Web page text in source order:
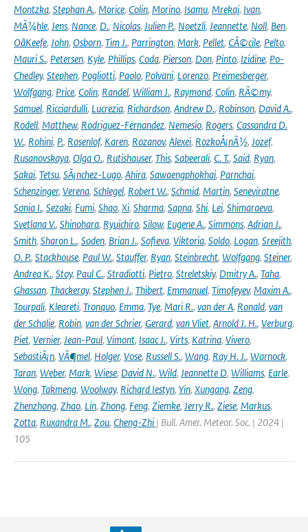
Montzka, Stephan A., Morice, Colin, Morino, Isamu, Mrekaj, Ivan,
MÃ¼hle, Jens, Nance, D., Nicolas, Julien P., Noetzli, Jeannette, Noll, Ben,
OâKeefe, John, Osborn, Tim J., Parrington, Mark, Pellet, CÃ©cile, Pelto,
Mauri S., Petersen, Kyle, Phillips, Coda, Pierson, Don, Pinto, Izidine, Po-
Chedley, Stephen, Pogliotti, Paolo, Polvani, Lorenzo, Preimesberger,
Wolfgang, Price, Colin, Randel, William J., Raymond, Colin, RÃ©my,
Samuel, Ricciardulli, Lucrezia, Richardson, Andrew D., Robinson, David A.,
Rodell, Matthew, Rodriguez-Fernandez, Nemesio, Rogers, Cassandra D.
W., Rohini, P., Rosenlof, Karen, Rozanov, Alexei, RozkoÅ¡nÃ½, Jozef,
Rusanovskaya, Olga O., Rutishauser, This, Sabeerali, C. T., Said, Ryan,
Sakai, Tetsu, SÃ¡nchez-Lugo, Ahira, Sawaengphokhai, Parnchai,
Schenzinger, Verena, Schlegel, Robert W., Schmid, Martin, Seneviratne,
Sonia I., Sezaki, Fumi, Shao, Xi, Sharma, Sapna, Shi, Lei, Shimaraeva,
Svetlana V., Shinohara, Ryuichiro, Silow, Eugene A., Simmons, Adrian J.,
Smith, Sharon L., Soden, Brian J., Sofieva, Viktoria, Soldo, Logan, Sreejith,
O. P., Stackhouse, Paul W., Stauffer, Ryan, Steinbrecht, Wolfgang, Steiner,
Andrea K., Stoy, Paul C., Stradiotti, Pietro, Streletskiy, Dmitry A., Taha,
Ghassan, Thackeray, Stephen J., Thibert, Emmanuel, Timofeyev, Maxim A.,
Tourpali, Kleareti, Tronquo, Emma, Tye, Mari R., van der A, Ronald, van
der Schalie, Robin, van der Schrier, Gerard, van Vliet, Arnold J. H., Verburg,
Piet, Vernier, Jean-Paul, Vimont, Isaac J., Virts, Katrina, Vivero,
SebastiÃ¡n, VÃ¶mel, Holger, Vose, Russell S., Wang, Ray H. J., Warnock,
Taran, Weber, Mark, Wiese, David N., Wild, Jeannette D, Williams, Earle,
Wong, Takmeng, Woolway, Richard Iestyn, Yin, Xungang, Zeng,
Zhenzhong, Zhao, Lin, Zhong, Feng, Ziemke, Jerry R., Ziese, Markus,
Zotta, Ruxandra M., Zou, Cheng-Zhi | Bull. Amer. Meteor. Soc. | 2024 |
105